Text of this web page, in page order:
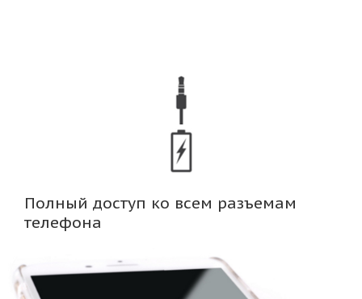
Полный доступ ко всем разъемам
телефона